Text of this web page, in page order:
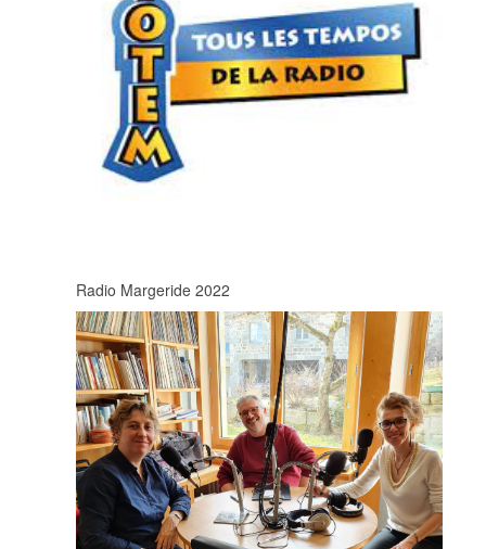
Radio Margeride 2022